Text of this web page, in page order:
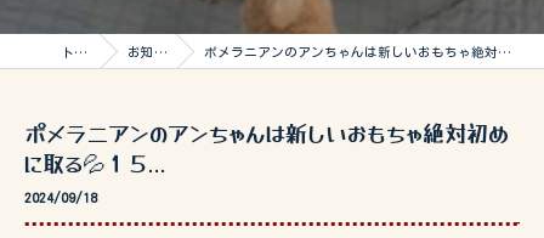
トップ お知らせ ポメラニアンのアンちゃんは新しいおもちゃ絶対初めに取る💦１５...
ポメラニアンのアンちゃんは新しいおもちゃ絶対初め
に取る💦１５...
2024/09/18